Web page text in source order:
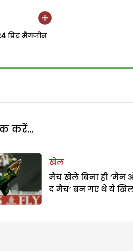
प्रिंट मैगजीन
करें...
खेल
मैच खेले बिना ही ‘मैन
द मैच’ बन गए थे ये